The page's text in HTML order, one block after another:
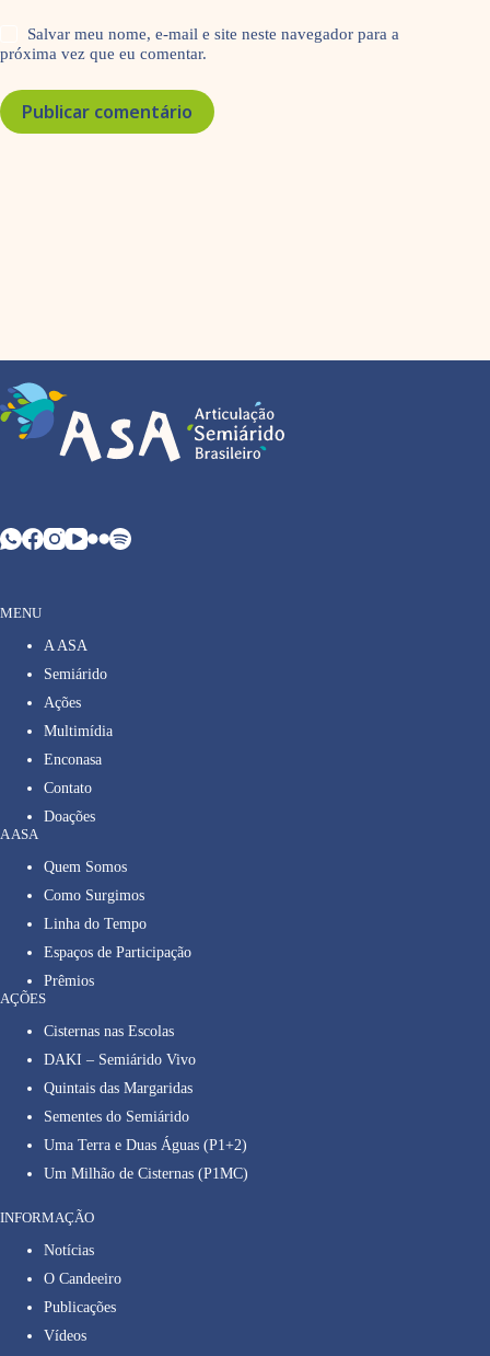
Salvar meu nome, e-mail e site neste navegador para a
próxima vez que eu comentar.
Publicar comentário
MENU
A ASA
Semiárido
Ações
Multimídia
Enconasa
Contato
Doações
A ASA
Quem Somos
Como Surgimos
Linha do Tempo
Espaços de Participação
Prêmios
AÇÕES
Cisternas nas Escolas
DAKI – Semiárido Vivo
Quintais das Margaridas
Sementes do Semiárido
Uma Terra e Duas Águas (P1+2)
Um Milhão de Cisternas (P1MC)
INFORMAÇÃO
Notícias
O Candeeiro
Publicações
Vídeos